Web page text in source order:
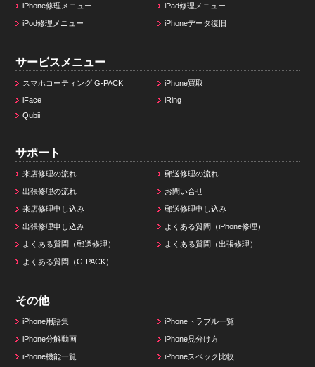
iPhone修理メニュー iPad修理メニュー
iPod修理メニュー iPhoneデータ復旧
サービスメニュー
スマホコーティング G-PACK
iPhone買取
iFace
iRing
Qubii
サポート
来店修理の流れ 郵送修理の流れ
出張修理の流れ お問い合せ
来店修理申し込み 郵送修理申し込み
出張修理申し込み よくある質問（iPhone修理）
よくある質問（郵送修理） よくある質問（出張修理）
よくある質問（G-PACK）
その他
iPhone用語集 iPhoneトラブル一覧
iPhone分解動画 iPhone見分け方
iPhone機能一覧 iPhoneスペック比較